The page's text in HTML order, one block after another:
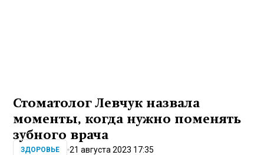
Стоматолог Левчук назвала
моменты, когда нужно поменять
зубного врача
ЗДОРОВЬЕ 21 августа 2023 17:35